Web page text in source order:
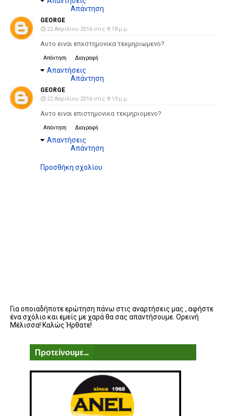
Απάντηση
GEORGE
22 Απριλίου 2016 στις 8:18 μ.μ.
Αυτο ειναι επκστημονικα τεκμηριωμενο?
Απάντηση Διαγραφή
Απαντήσεις
Απάντηση
GEORGE
22 Απριλίου 2016 στις 8:19 μ.μ.
Αυτο ειναι επιστημονικα τεκμηριομενο?
Απάντηση Διαγραφή
Απαντήσεις
Απάντηση
Προσθήκη σχολίου
Για οποιαδήποτε ερώτηση πάνω στις αναρτήσεις μας , αφήστε
ένα σχόλιο και εμείς με χαρά θα σας απαντήσουμε. Ορεινή
Μέλισσα! Καλώς Ήρθατε!
Προτείνουμε...